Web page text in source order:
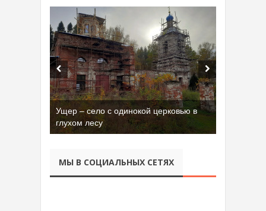
Ущер – село с одинокой церковью в
глухом лесу
Бывшая танковая часть имени Сухэ-
Батора во Владимире
МЫ В СОЦИАЛЬНЫХ СЕТЯХ